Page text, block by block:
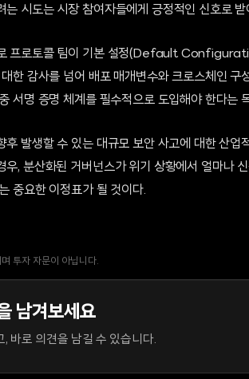
는 시도는 시장 참여자들에게 긍정적인 신호로 받
프로토콜 팀이 기본 설정(Default
한 감사를 넘어 배포 매개변수와 크로스체인 구
서명 증명 체계를 필수적으로 도입해야 한다는
후 발생할 수 있는 대규모 보안 사고에 대한 산업
우, 분산화된 거버넌스가 위기 상황에서 얼마나
중요한 이정표가 될 것이다.
투자 자문이 아닙니다.
남겨보세요
바로 의견을 남길 수 있습니다.